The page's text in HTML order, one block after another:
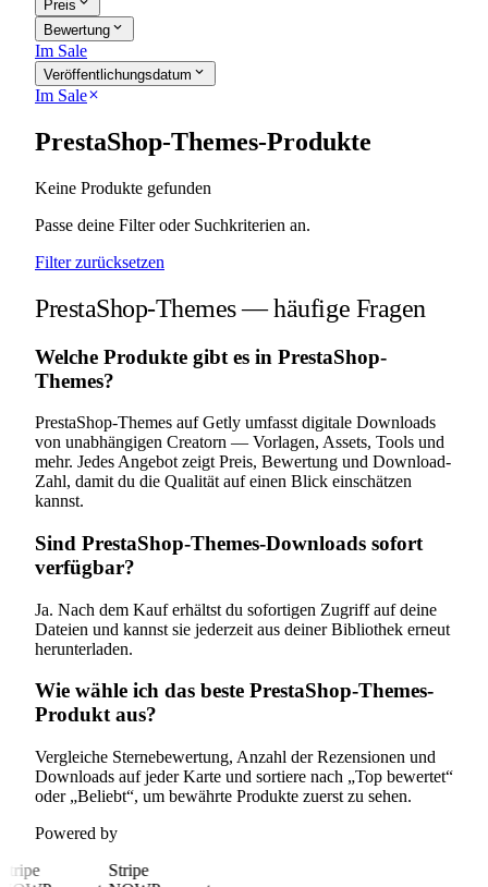
Preis
Bewertung expand_more
Im Sale
Veröffentlichungsdatum expand_more
Im Saleclose
PrestaShop-Themes-Produkte
Keine Produkte gefunden
Passe deine Filter oder Suchkriterien an.
Filter zurücksetzen
PrestaShop-Themes — häufige Fragen
Welche Produkte gibt es in PrestaShop-
Themes?
PrestaShop-Themes auf Getly umfasst digitale Downloads
von unabhängigen Creatorn — Vorlagen, Assets, Tools und
mehr. Jedes Angebot zeigt Preis, Bewertung und Download-
Zahl, damit du die Qualität auf einen Blick einschätzen
kannst.
Sind PrestaShop-Themes-Downloads sofort
verfügbar?
Ja. Nach dem Kauf erhältst du sofortigen Zugriff auf deine
Dateien und kannst sie jederzeit aus deiner Bibliothek erneut
herunterladen.
Wie wähle ich das beste PrestaShop-Themes-
Produkt aus?
Vergleiche Sternebewertung, Anzahl der Rezensionen und
Downloads auf jeder Karte und sortiere nach „Top bewertet“
oder „Beliebt“, um bewährte Produkte zuerst zu sehen.
Powered by
Stripe
Stripe